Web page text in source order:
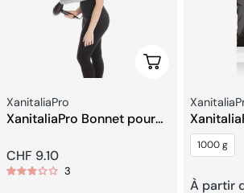
Ajouter Au
Fournisseur:
XanitaliaPro
XanitaliaPro Bonnet pour
Prix
CHF 9.10
3
Grains
1000 g
Prix
À partir